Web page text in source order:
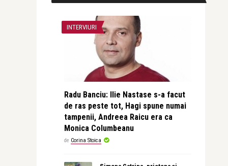
INTERVIURI
Radu Banciu: Ilie Nastase s-a facut
de ras peste tot, Hagi spune numai
tampenii, Andreea Raicu era ca
Monica Columbeanu
de Corina Stoica